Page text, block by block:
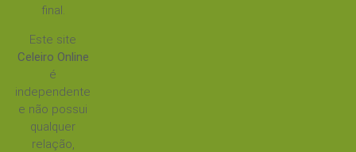
final.
Este site
Celeiro Online
é
independente
e não possui
qualquer
relação,